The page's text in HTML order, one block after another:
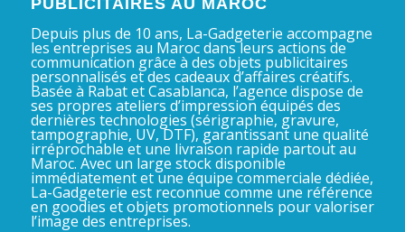
PUBLICITAIRES AU MAROC
Depuis plus de 10 ans, La-Gadgeterie accompagne
les entreprises au Maroc dans leurs actions de
communication grâce à des objets publicitaires
personnalisés et des cadeaux d’affaires créatifs.
Basée à Rabat et Casablanca, l’agence dispose de
ses propres ateliers d’impression équipés des
dernières technologies (sérigraphie, gravure,
tampographie, UV, DTF), garantissant une qualité
irréprochable et une livraison rapide partout au
Maroc. Avec un large stock disponible
immédiatement et une équipe commerciale dédiée,
La-Gadgeterie est reconnue comme une référence
en goodies et objets promotionnels pour valoriser
l’image des entreprises.